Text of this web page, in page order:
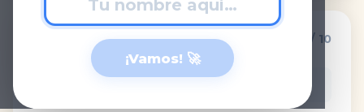
¡Vamos! 🚀
🔍 Toca todas las letras G y g. 0 / 10
👆 Toca cada M o m que encuentres. ¡Cuidado con las otras